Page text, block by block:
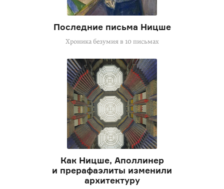
Последние письма Ницше
Хроника безумия в 10 письмах
Как Ницше, Аполлинер
и прерафаэлиты изменили
архитектуру